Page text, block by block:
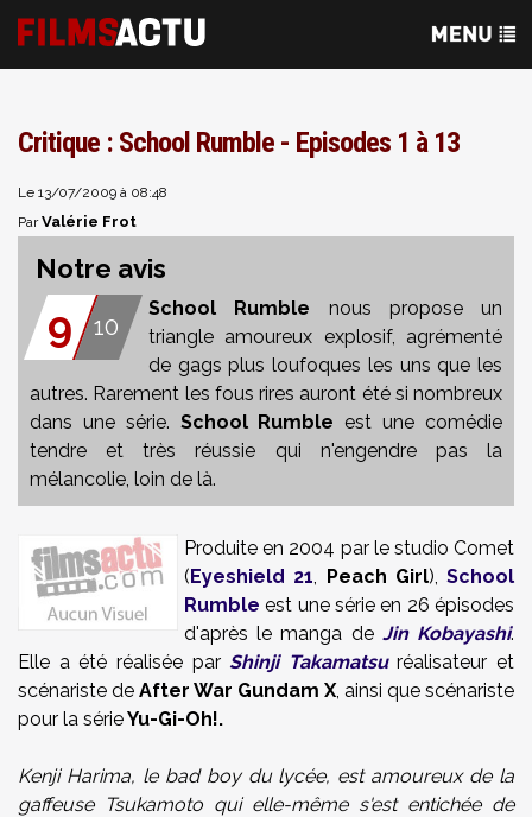
Critique : School Rumble - Episodes 1 à 13
Le 13/07/2009 à 08:48
ParValérie Frot
Notre avis
9 10
School Rumble nous propose un
triangle amoureux explosif, agrémenté
de gags plus loufoques les uns que les
autres. Rarement les fous rires auront été si nombreux
dans une série. School Rumble est une comédie
tendre et très réussie qui n'engendre pas la
mélancolie, loin de là.
Produite en 2004 par le studio Comet
(Eyeshield 21, Peach Girl), School
Rumble est une série en 26 épisodes
d'après le manga de Jin Kobayashi.
Elle a été réalisée parShinji Takamatsuréalisateur et
scénariste de After War Gundam X, ainsi que scénariste
pour la sérieYu-Gi-Oh!.
Kenji Harima, le bad boy du lycée, est amoureux de la
gaffeuse Tsukamoto qui elle-même s'est entichée de